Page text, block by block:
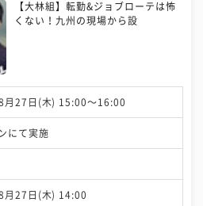
【大林組】転勤&ジョブローテは怖
くない！九州の現場から設
月27日(木) 15:00〜16:00
にて実施
月27日(木) 14:00